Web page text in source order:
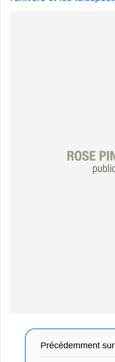
Précédemment sur